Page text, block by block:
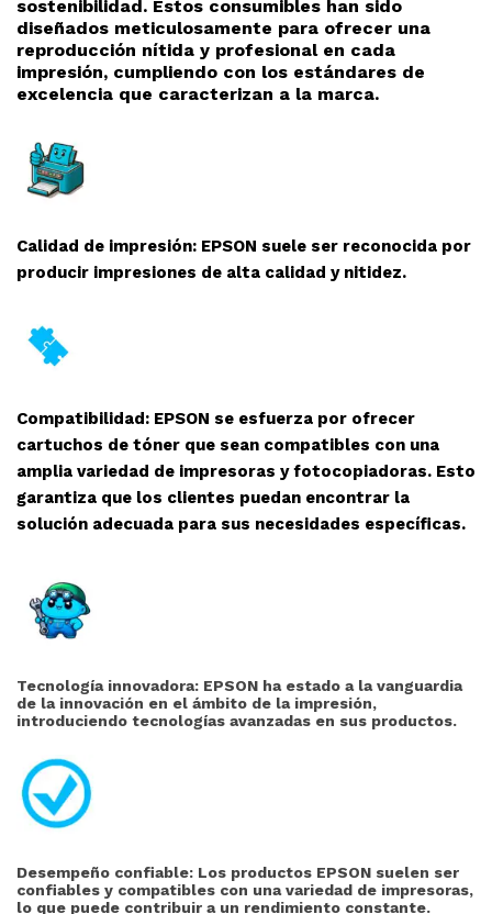
sostenibilidad. Estos consumibles han sido
diseñados meticulosamente para ofrecer una
reproducción nítida y profesional en cada
impresión, cumpliendo con los estándares de
excelencia que caracterizan a la marca.
Calidad de impresión: EPSON suele ser reconocida por
producir impresiones de alta calidad y nitidez.
Compatibilidad: EPSON se esfuerza por ofrecer
cartuchos de tóner que sean compatibles con una
amplia variedad de impresoras y fotocopiadoras. Esto
garantiza que los clientes puedan encontrar la
solución adecuada para sus necesidades específicas.
Tecnología innovadora: EPSON ha estado a la vanguardia
de la innovación en el ámbito de la impresión,
introduciendo tecnologías avanzadas en sus productos.
Desempeño confiable: Los productos EPSON suelen ser
confiables y compatibles con una variedad de impresoras,
lo que puede contribuir a un rendimiento constante.